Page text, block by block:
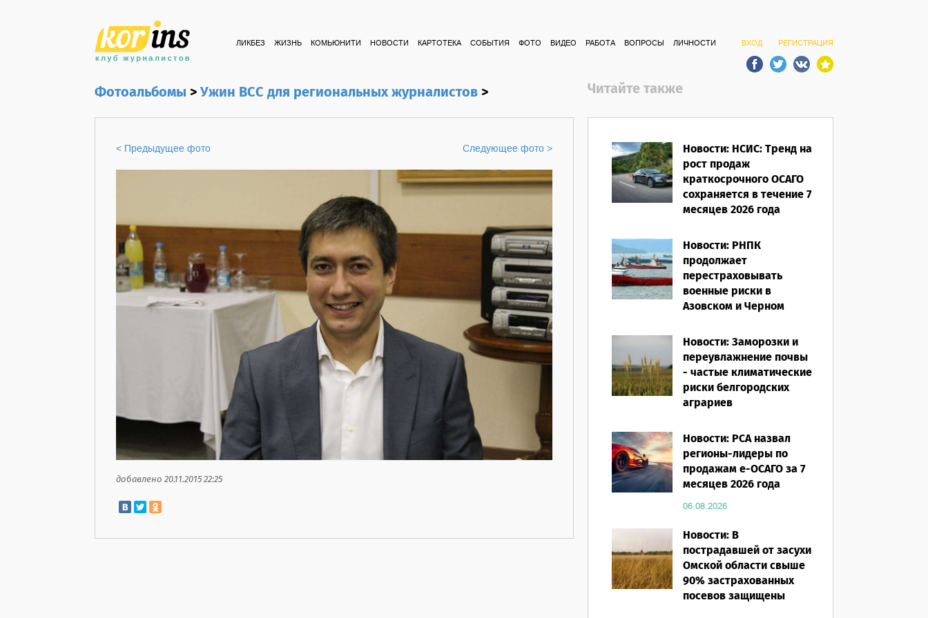
ВХОД РЕГИСТРАЦИЯ
ЛИКБЕЗ ЖИЗНЬ КОМЬЮНИТИ НОВОСТИ КАРТОТЕКА СОБЫТИЯ ФОТО ВИДЕО РАБОТА ВОПРОСЫ ЛИЧНОСТИ
Фотоальбомы>Ужин ВСС для региональных журналистов>
< Предыдущее фото Следующее фото >
добавлено 20.11.2015 22:25
Читайте также
Новости: НСИС: Тренд на
рост продаж
краткосрочного ОСАГО
сохраняется в течение 7
месяцев 2026 года
Новости: РНПК
продолжает
перестраховывать
военные риски в
Азовском и Черном
06.08.2026
Новости: Заморозки и
переувлажнение почвы
- частые климатические
риски белгородских
аграриев
Новости: РСА назвал
регионы-лидеры по
продажам е-ОСАГО за 7
месяцев 2026 года
06.08.2026
Новости: В
пострадавшей от засухи
Омской области свыше
90% застрахованных
посевов защищены